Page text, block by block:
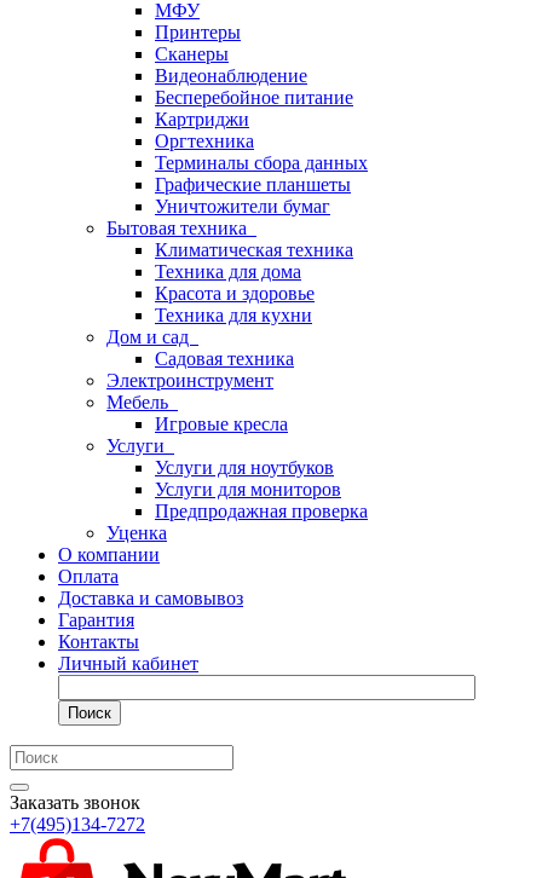
МФУ
Принтеры
Сканеры
Видеонаблюдение
Бесперебойное питание
Картриджи
Оргтехника
Терминалы сбора данных
Графические планшеты
Уничтожители бумаг
Бытовая техника
Климатическая техника
Техника для дома
Красота и здоровье
Техника для кухни
Дом и сад
Садовая техника
Электроинструмент
Мебель
Игровые кресла
Услуги
Услуги для ноутбуков
Услуги для мониторов
Предпродажная проверка
Уценка
О компании
Оплата
Доставка и самовывоз
Гарантия
Контакты
Личный кабинет
Поиск
Заказать звонок
+7(495)134-7272